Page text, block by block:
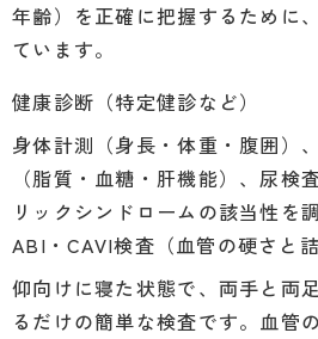
年齢）を正確に把握するために
ています。
健康診断（特定健診など）
身体計測（身長・体重・腹囲）
（脂質・血糖・肝機能）、尿検
リックシンドロームの該当性を
ABI・CAVI検査（血管の硬さと
仰向けに寝た状態で、両手と両
るだけの簡単な検査です。血管